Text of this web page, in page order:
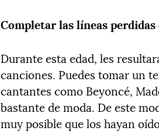
Completar las líneas
Durante esta edad, les
canciones. Puedes tomar un
cantantes como Beyoncé,
bastante de moda. De este
muy posible que los hayan